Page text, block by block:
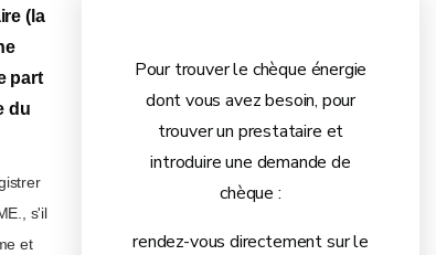
(la
part
du
s'il
et
Pour trouver le chèque énergie
dont vous avez besoin, pour
trouver un prestataire et
introduire une demande de
chèque :
rendez-vous directement sur le